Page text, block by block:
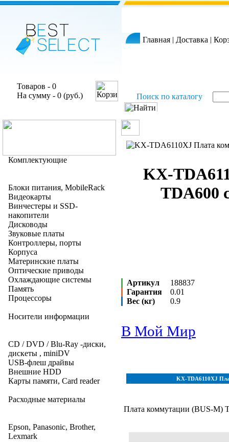
Главная | Доставка |
Товаров - 0
На сумму - 0 (руб.)
Поиск по каталогу
Комплектующие
Блоки питания, MobileRack
Видеокарты
Винчестеры и SSD-
накопители
Дисководы
Звуковые платы
Контроллеры, порты
Корпуса
Материнские платы
Оптические приводы
Охлаждающие системы
Память
Процессоры
Носители информации
CD / DVD / Blu-Ray -диски,
дискеты , miniDV
USB-флеш драйвы
Внешние HDD
Карты памяти, Card reader
Расходные материалы
Epson, Panasonic, Brother,
Lexmark
KX-
TDA600
Артикул
188837
Гарантия
0.01
Вес (кг)
0.9
В Мой Мир
KX-TDA6110XJ
Плата коммутации (BUS-M)